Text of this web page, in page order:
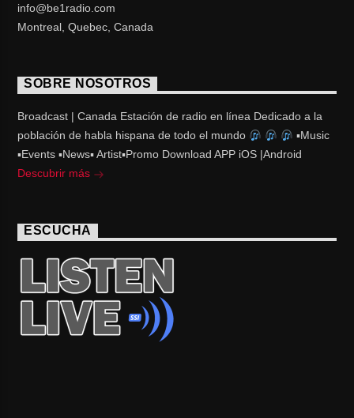
info@be1radio.com
Montreal, Quebec, Canada
SOBRE NOSOTROS
Broadcast | Canada Estación de radio en línea Dedicado a la
población de habla hispana de todo el mundo
▪Music
▪Events ▪News▪ Artist▪Promo Download APP iOS |Android
Descubrir más
ESCUCHA